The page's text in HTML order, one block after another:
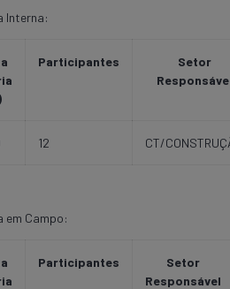
Interna:
Participantes
Setor
12 CT/
em Campo:
Participantes
Setor
Responsável